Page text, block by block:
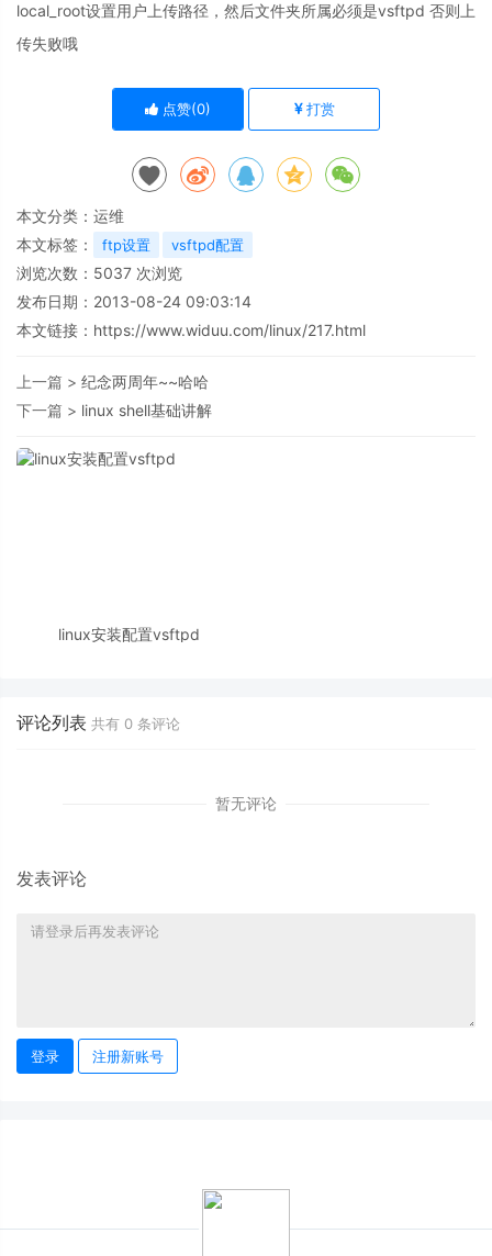
local_root设置用户上传路径，然后文件夹所属必须是vsftpd 否则上
传失败哦
点赞(0) 打赏
本文分类： 运维
本文标签：
ftp设置 vsftpd配置
浏览次数： 5037 次浏览
发布日期：2013-08-24 09:03:14
本文链接： https://www.widuu.com/linux/217.html
上一篇 > 纪念两周年~~哈哈
下一篇 > linux shell基础讲解
linux安装配置vsftpd
评论列表 共有 0 条评论
暂无评论
发表评论
登录 注册新账号